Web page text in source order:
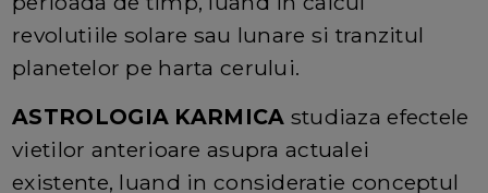
revolutiile solare sau lunare si tranzitul
planetelor pe harta cerului.
ASTROLOGIA KARMICA studiaza efectele
vietilor anterioare asupra actualei
existente, luand in consideratie conceptul